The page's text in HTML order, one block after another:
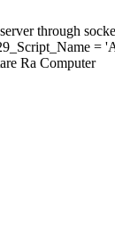
through
=
Ra Computer